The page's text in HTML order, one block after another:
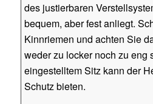
des justierbaren
bequem, aber fest anliegt.
Kinnriemen und achten Sie
weder zu locker noch zu eng
eingestelltem Sitz kann der
Schutz bieten.